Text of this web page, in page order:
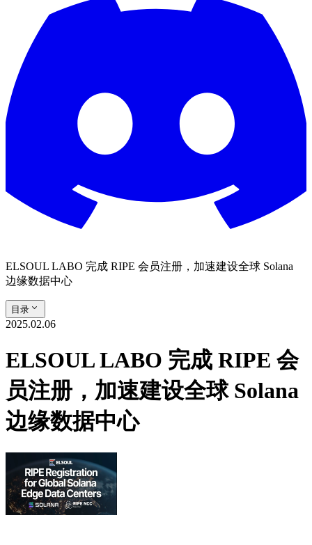
ELSOUL LABO 完成 RIPE 会员注册，加速建设全球 Solana
边缘数据中心
目录
2025.02.06
ELSOUL LABO 完成 RIPE 会
员注册，加速建设全球 Solana
边缘数据中心